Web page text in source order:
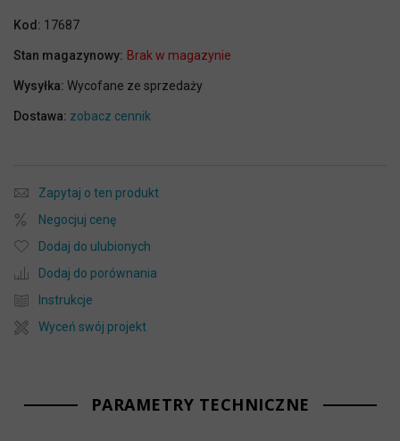
Kod: 17687
Stan magazynowy: Brak w magazynie
Wysyłka: Wycofane ze sprzedaży
Dostawa: zobacz cennik
Zapytaj o ten produkt
Negocjuj cenę
Dodaj do ulubionych
Dodaj do porównania
Instrukcje
Wyceń swój projekt
PARAMETRY TECHNICZNE